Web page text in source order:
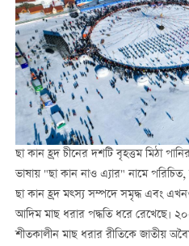
ছা কান হ্রদ চীনের দশটি বৃহত্তম মিঠা
ভাষায় "ছা কান নাও এ্যার" নামে পরিচিত,
ছা কান হ্রদ মত্স্য সম্পদে সমৃদ্ধ এবং
আদিম মাছ ধরার পদ্ধতি ধরে রেখেছে।
শীতকালীন মাছ ধরার রীতিকে জাতীয়